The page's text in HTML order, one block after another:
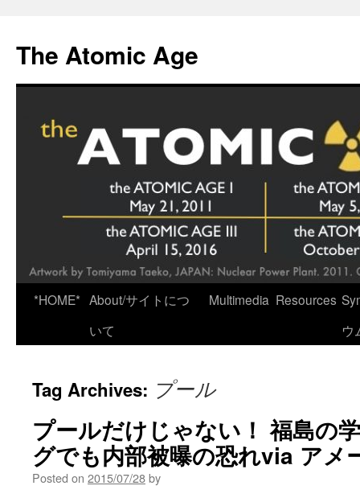
content
The Atomic Age
*HOME* About/サイトにつ
いて
Multimedia Resources
ウ
Tag Archives: プール
プールだけじゃない！ 福島の
グでも内部被曝の恐れvia アメ
Posted on 2015/07/28by